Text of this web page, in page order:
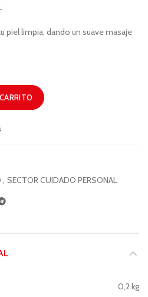
piel limpia, dando un suave masaje
, SECTOR CUIDADO PERSONAL
0,2 kg